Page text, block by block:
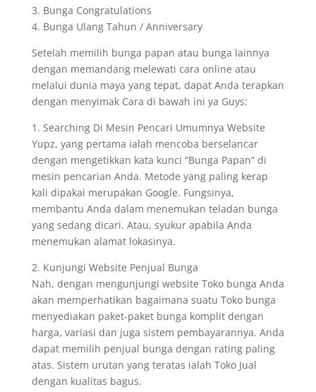
3. Bunga Congratulations
4. Bunga Ulang Tahun / Anniversary
Setelah memilih bunga papan atau bunga lainnya
dengan memandang melewati cara online atau
melalui dunia maya yang tepat, dapat Anda terapkan
dengan menyimak Cara di bawah ini ya Guys:
1. Searching Di Mesin Pencari Umumnya Website
Yupz, yang pertama ialah mencoba berselancar
dengan mengetikkan kata kunci “Bunga Papan” di
mesin pencarian Anda. Metode yang paling kerap
kali dipakai merupakan Google. Fungsinya,
membantu Anda dalam menemukan teladan bunga
yang sedang dicari. Atau, syukur apabila Anda
menemukan alamat lokasinya.
2. Kunjungi Website Penjual Bunga
Nah, dengan mengunjungi website Toko bunga Anda
akan memperhatikan bagaimana suatu Toko bunga
menyediakan paket-paket bunga komplit dengan
harga, variasi dan juga sistem pembayarannya. Anda
dapat memilih penjual bunga dengan rating paling
atas. Sistem urutan yang teratas ialah Toko Jual
dengan kualitas bagus.